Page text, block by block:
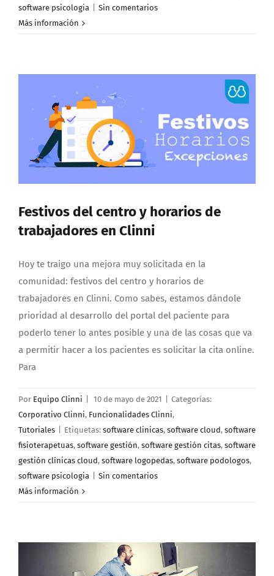
software psicologia
Sin comentarios
Más información
Festivos del centro y horarios de
trabajadores en Clinni
Hoy te traigo una mejora muy solicitada en la
comunidad: festivos del centro y horarios de
trabajadores en Clinni. Como sabes, estamos dándole
prioridad al desarrollo del portal del paciente para
poderlo tener lo antes posible y una de las cosas que va
a permitir hacer a los pacientes es solicitar la cita online.
Para
Por Equipo Clinni 10 de mayo de 2021
Categorías:
Corporativo Clinni, Funcionalidades Clinni,
Tutoriales
Etiquetas: software clinicas, software cloud, software
fisioterapetuas, software gestión, software gestión citas, software
gestión clínicas cloud, software logopedas, software podologos,
software psicologia
Sin comentarios
Más información